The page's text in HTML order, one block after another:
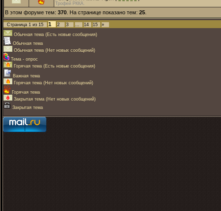
Трофей РККА.
В этом форуме тем: 370 . На странице показано тем: 25
Страница 1 из 15 1 2 3 … 14 15
»
Обычная тема (Есть новые сообщения)
Обычная тема
Обычная тема (Нет новых сообщений)
Тема - опрос
Горячая тема (Есть новые сообщения)
Важная тема
Горячая тема (Нет новых сообщений)
Горячая тема
Закрытая тема (Нет новых сообщений)
Закрытая тема